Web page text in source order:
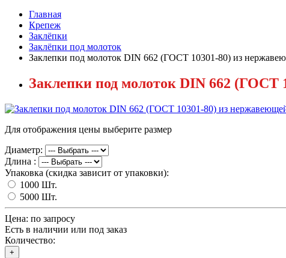
Главная
Крепеж
Заклёпки
Заклёпки под молоток
Заклепки под молоток DIN 662 (ГОСТ 10301-80) из
Заклепки под молоток DIN 662 (ГОСТ
Для отображения цены выберите размер
Диаметр:
Длина :
Упаковка (скидка зависит от упаковки):
1000 Шт.
5000 Шт.
Цена: по запросу
Есть в наличии или под заказ
Количество:
+